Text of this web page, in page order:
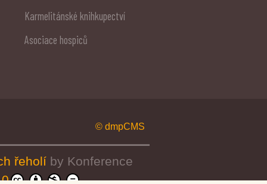
Karmelitánské knihkupectví
Asociace hospiců
© dmpCMS
řeholí by Konference